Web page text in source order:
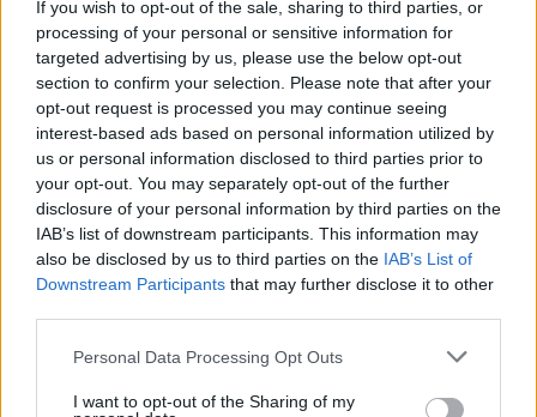
If you wish to opt-out of the sale, sharing to third parties, or
processing of your personal or sensitive information for
targeted advertising by us, please use the below opt-out
section to confirm your selection. Please note that after your
opt-out request is processed you may continue seeing
interest-based ads based on personal information utilized by
us or personal information disclosed to third parties prior to
your opt-out. You may separately opt-out of the further
disclosure of your personal information by third parties on the
IAB’s list of downstream participants. This information may
also be disclosed by us to third parties on the IAB’s List of
Downstream Participants that may further disclose it to other
Personal Data Processing Opt Outs
I want to opt-out of the Sharing of my
Ce que tu entends dans mes textes, petit, ce n'est que du
vécu
Maître de guerre, décoré comme un sapin
Je ne suis plus dans la merde, sauf quand j'encule un tapin
Izi life
Beta Rogers Alpha Zebra 2 fois Alpha, izi soldat
See you ou de l'autre coté renoi si si